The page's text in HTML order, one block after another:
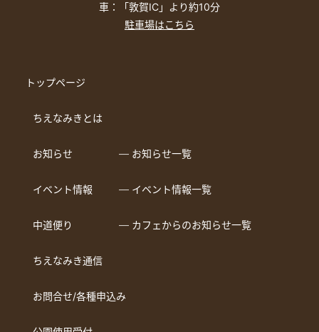
車：「敦賀IC」より約10分
駐車場はこちら
トップページ
ちえなみきとは
お知らせ ― お知らせ一覧
イベント情報 ― イベント情報一覧
中道便り ― カフェからのお知らせ一覧
ちえなみき通信
お問合せ/各種申込み